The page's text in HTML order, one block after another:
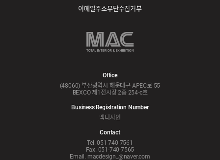
이메일주소무단수집거부
Office
(48060) 부산광역시 해운대구 APEC로 55
BEXCO 제1전시장 2층 254-c호
Business Registration Number
맥디자인
Contact
Tel. 051-740-7561
Fax. 051-740-7565
Email. macdesign_@naver.com